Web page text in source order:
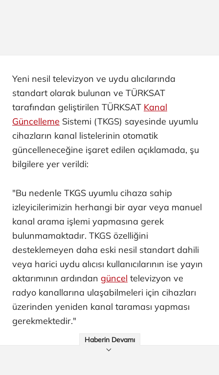
Yeni nesil televizyon ve uydu alıcılarında
standart olarak bulunan ve TÜRKSAT
tarafından geliştirilen TÜRKSAT Kanal
Güncelleme Sistemi (TKGS) sayesinde uyumlu
cihazların kanal listelerinin otomatik
güncelleneceğine işaret edilen açıklamada, şu
bilgilere yer verildi:
"Bu nedenle TKGS uyumlu cihaza sahip
izleyicilerimizin herhangi bir ayar veya manuel
kanal arama işlemi yapmasına gerek
bulunmamaktadır. TKGS özelliğini
desteklemeyen daha eski nesil standart dahili
veya harici uydu alıcısı kullanıcılarının ise yayın
aktarımının ardından güncel televizyon ve
radyo kanallarına ulaşabilmeleri için cihazları
üzerinden yeniden kanal taraması yapması
gerekmektedir."
Haberin Devamı